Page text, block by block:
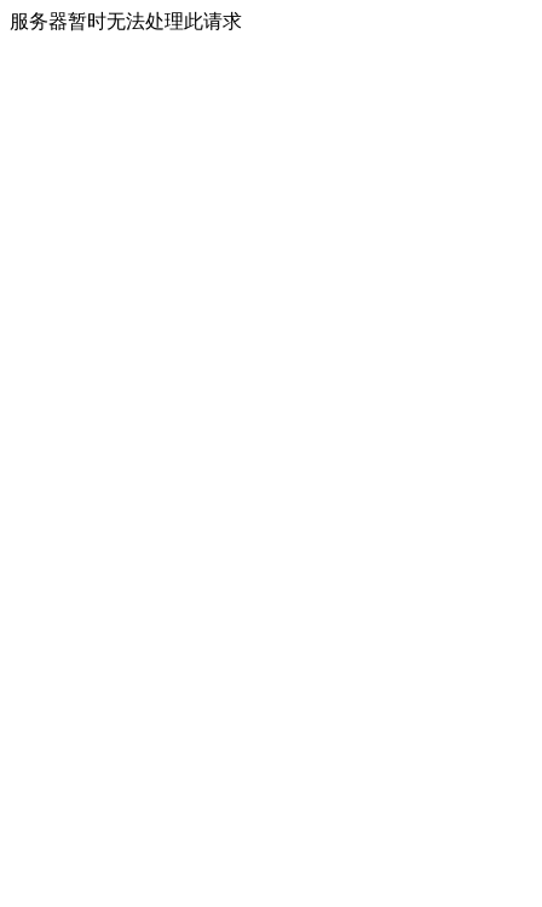
服务器暂时无法处理此请求